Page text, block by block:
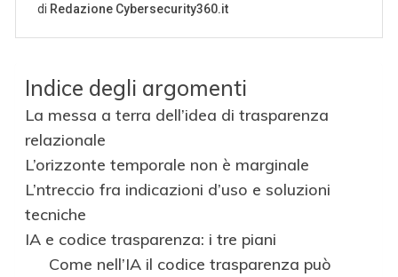
Indice degli argomenti
La messa a terra dell’idea di trasparenza
relazionale
L’orizzonte temporale non è marginale
L’ntreccio fra indicazioni d’uso e soluzioni
tecniche
IA e codice trasparenza: i tre piani
Come nell’IA il codice trasparenza può